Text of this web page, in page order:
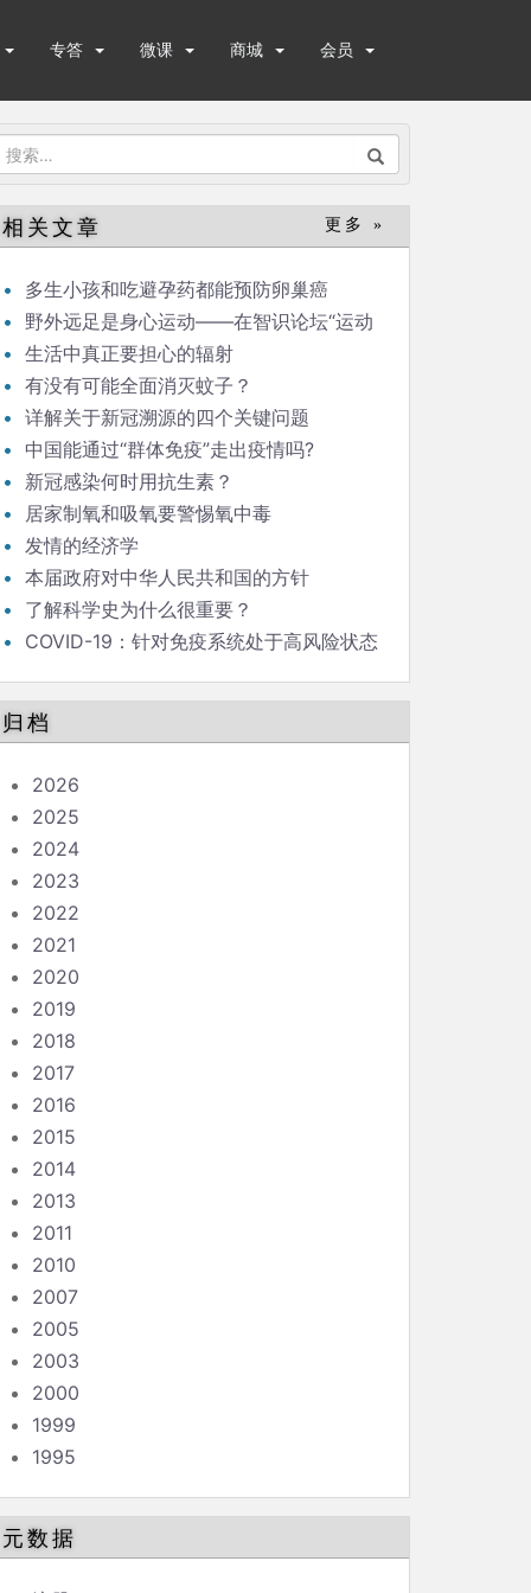
专答 微课 商城 会员
搜
：
相关文章 更多 »
多生小孩和吃避孕药都能预防卵巢癌
野外远足是身心运动——在智识论坛“运动
与健康”的发言
生活中真正要担心的辐射
有没有可能全面消灭蚊子？
详解关于新冠溯源的四个关键问题
中国能通过“群体免疫”走出疫情吗?
新冠感染何时用抗生素？
居家制氧和吸氧要警惕氧中毒
发情的经济学
本届政府对中华人民共和国的方针
了解科学史为什么很重要？
COVID-19：针对免疫系统处于高风险状态
归档
2026
2025
2024
2023
2022
2021
2020
2019
2018
2017
2016
2015
2014
2013
2011
2010
2007
2005
2003
2000
1999
1995
元数据